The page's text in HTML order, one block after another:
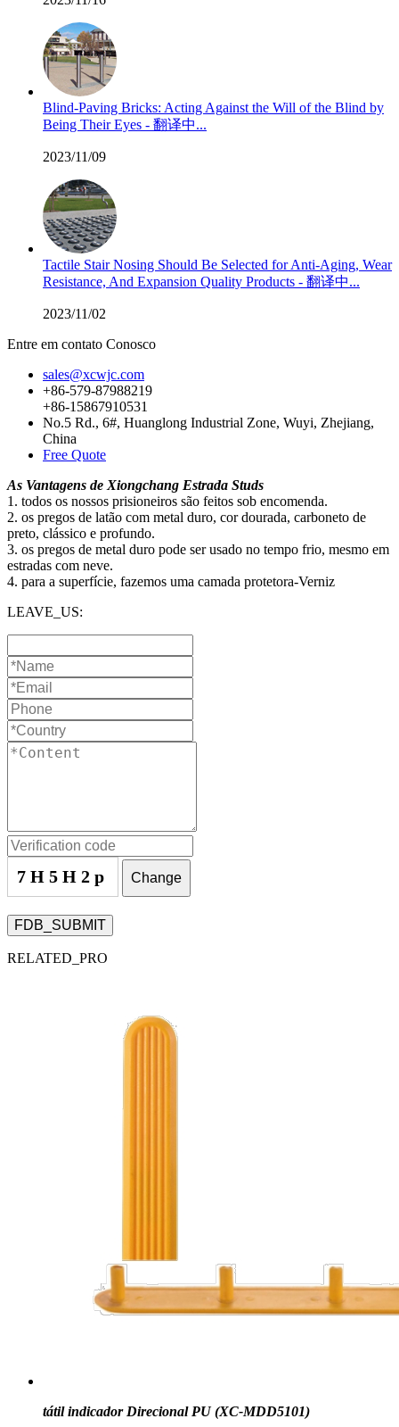
Blind-Paving Bricks: Acting Against the Will of the Blind by
Being Their Eyes - 翻译中...
2023/11/09
Tactile Stair Nosing Should Be Selected for Anti-Aging, Wear
Resistance, And Expansion Quality Products - 翻译中...
2023/11/02
Entre em contato Conosco
sales@xcwjc.com
+86-579-87988219
+86-15867910531
No.5 Rd., 6#, Huanglong Industrial Zone, Wuyi, Zhejiang,
China
Free Quote
As Vantagens de Xiongchang Estrada Studs
1. todos os nossos prisioneiros são feitos sob encomenda.
2. os pregos de latão com metal duro, cor dourada, carboneto de
preto, clássico e profundo.
3. os pregos de metal duro pode ser usado no tempo frio, mesmo em
estradas com neve.
4. para a superfície, fazemos uma camada protetora-Verniz
LEAVE_US:
7H5H2p Change
FDB_SUBMIT
RELATED_PRO
tátil indicador Direcional PU (XC-MDD5101)